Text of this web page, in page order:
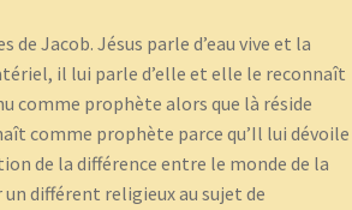
Jacob. Jésus parle d’eau vive et la
il lui parle d’elle et elle le reconnaît
comme prophète alors que là réside
comme prophète parce qu’Il lui dévoile
de la différence entre le monde de la
différent religieux au sujet de